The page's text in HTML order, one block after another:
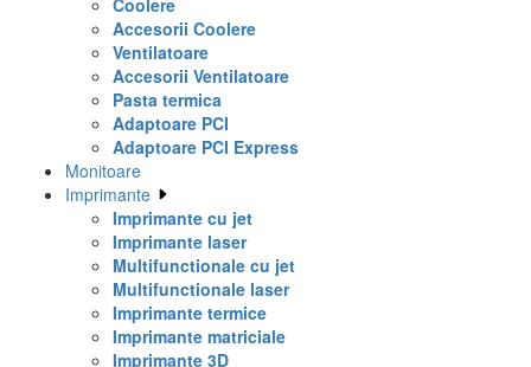
Coolere
Accesorii Coolere
Ventilatoare
Accesorii Ventilatoare
Pasta termica
Adaptoare PCI
Adaptoare PCI Express
Monitoare
Imprimante
Imprimante cu jet
Imprimante laser
Multifunctionale cu jet
Multifunctionale laser
Imprimante termice
Imprimante matriciale
Imprimante 3D